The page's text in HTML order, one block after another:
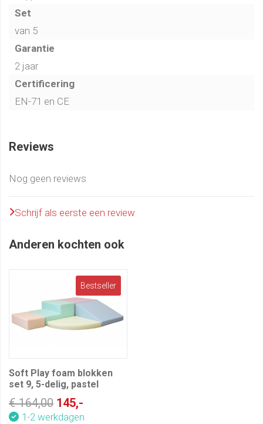
- Afmeting blok klein (LxBxH): 40 x 20 x 10 cm
Set
van 5
Garantie
2 jaar
Certificering
EN-71 en CE
Reviews
Nog geen reviews
Schrijf als eerste een review
Anderen kochten ook
Bestseller
Soft Play foam blokken
set 9, 5-delig, pastel
€ 164,00 145,-
1-2 werkdagen